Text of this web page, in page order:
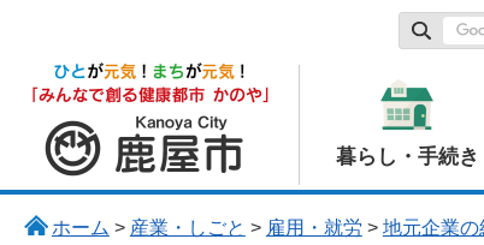
鹿屋市
暮らし・手続き
ホーム > 産業・しごと > 雇用・就労 > 地元企業の